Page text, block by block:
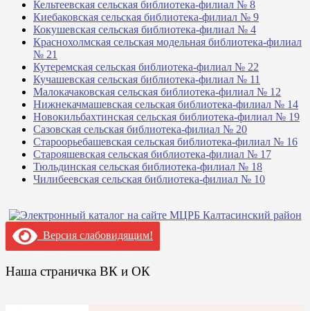
Кельтеевская сельская библиотека-филиал № 8
Киебаковская сельская библиотека-филиал № 9
Кокушевская сельская библиотека-филиал № 4
Краснохолмская сельская модельная библиотека-филиал
№ 21
Кутеремская сельская библиотека-филиал № 22
Кучашевская сельская библиотека-филиал № 11
Малокачаковская сельская библиотека-филиал № 12
Нижнекачмашевская сельская библиотека-филиал № 14
Новокильбахтинская сельская библиотека-филиал № 19
Сазовская сельская библиотека-филиал № 20
Староорьебашевская сельская библиотека-филиал № 16
Старояшевская сельская библиотека-филиал № 17
Тюльдинская сельская библиотека-филиал № 18
Чилибеевская сельская библиотека-филиал № 10
Версия слабовидящим!
Наша страничка ВК и ОК